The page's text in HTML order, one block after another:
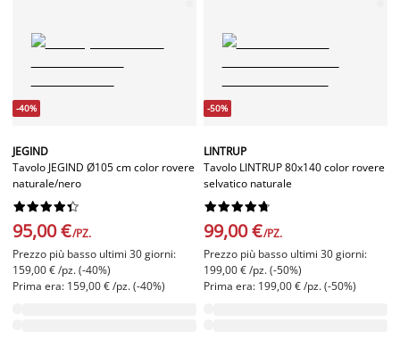
-40%
JEGIND
Tavolo JEGIND Ø105 cm color rovere
naturale/nero






95,00 €/PZ.
Prezzo più basso ultimi 30 giorni:
159,00 € /pz. (-40%)
Prima era: 159,00 € /pz. (-40%)
-50%
LINTRUP
Tavolo LINTRUP 80x140 color rovere
selvatico naturale






99,00 €/PZ.
Prezzo più basso ultimi 30 giorni:
199,00 € /pz. (-50%)
Prima era: 199,00 € /pz. (-50%)